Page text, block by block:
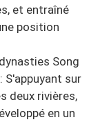
et entraîné
position
Song
S'appuyant sur
deux rivières,
en un